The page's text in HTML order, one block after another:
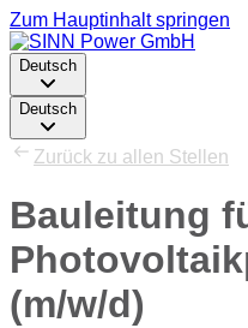
Zum Hauptinhalt springen
Deutsch
Deutsch
Zurück zu allen Stellen
Bauleitung
(m/w/d)